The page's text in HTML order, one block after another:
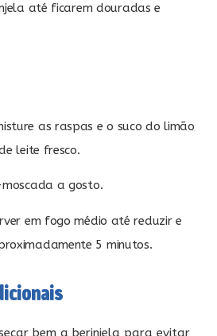
até ficarem douradas e
as raspas e o suco do limão
leite fresco.
a gosto.
em fogo médio até reduzir e
5 minutos.
bem a berinjela para evitar